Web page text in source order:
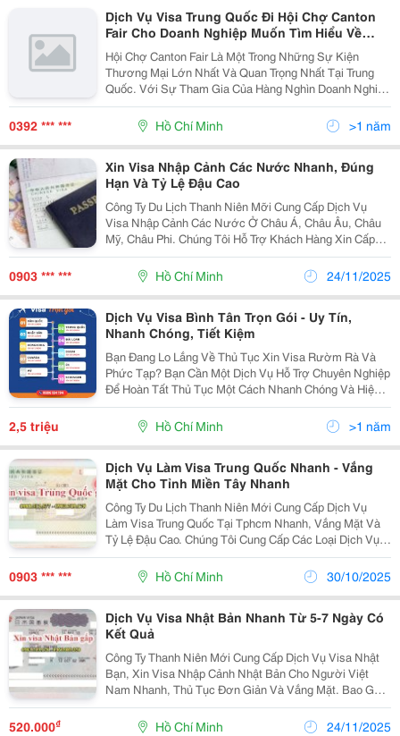
Dịch Vụ Visa Trung Quốc Đi Hội Chợ Canton
Fair Cho Doanh Nghiệp Muốn Tìm Hiểu Về
Ngành Xe Máy
Hội Chợ Canton Fair Là Một Trong Những Sự Kiện
Thương Mại Lớn Nhất Và Quan Trọng Nhất Tại Trung
Quốc. Với Sự Tham Gia Của Hàng Nghìn Doanh Nghiệp
Từ Khắp Nơi Trên Thế Giới, Đây Là Cơ Hội Tuyệt Vời Để
Các Doanh Nghiệp Trong Ngành Xe Máy Có Thể Tìm...
0392 *** *** Hồ Chí Minh >1 năm
Xin Visa Nhập Cảnh Các Nước Nhanh, Đúng
Hạn Và Tỷ Lệ Đậu Cao
Công Ty Du Lịch Thanh Niên Mỡi Cung Cấp Dịch Vụ
Visa Nhập Cảnh Các Nước Ở Châu Á, Châu Âu, Châu
Mỹ, Châu Phi. Chúng Tôi Hỗ Trợ Khách Hàng Xin Cấp
Visa Nhập Cảnh Các Nước Nhanh, Thủ Tục Đơn Giản
Và Trọn Gói: &Middot; Châu Á: Visa Trung Quốc,...
0903 *** *** Hồ Chí Minh 24/11/2025
Dịch Vụ Visa Bình Tân Trọn Gói - Uy Tín,
Nhanh Chóng, Tiết Kiệm
Bạn Đang Lo Lắng Về Thủ Tục Xin Visa Rườm Rà Và
Phức Tạp? Bạn Cần Một Dịch Vụ Hỗ Trợ Chuyên Nghiệp
Để Hoàn Tất Thủ Tục Một Cách Nhanh Chóng Và Hiệu
Quả ? Đừng Lo, Vì Phúc Thịnh Travel Đã Có Mặt Để Giúp
Bạn Giải Quyết Mọi Nỗi Lo Này! 1. Tại Sao...
2,5 triệu Hồ Chí Minh >1 năm
Dịch Vụ Làm Visa Trung Quốc Nhanh - Vắng
Mặt Cho Tỉnh Miền Tây Nhanh
Công Ty Du Lịch Thanh Niên Mới Cung Cấp Dịch Vụ
Làm Visa Trung Quốc Tại Tphcm Nhanh, Vắng Mặt Và
Tỷ Lệ Đậu Cao. Chúng Tôi Cung Cấp Các Loại Dịch Vụ
Visa Trung Quốc: - Visa Du Lịch Trung Quốc Từ 3-5
Ngày Có Kết Quả. - Visa Công Tác Trung Quốc Từ...
0903 *** *** Hồ Chí Minh 30/10/2025
Dịch Vụ Visa Nhật Bản Nhanh Từ 5-7 Ngày Có
Kết Quả
Công Ty Thanh Niên Mới Cung Cấp Dịch Vụ Visa Nhật
Bạn, Xin Visa Nhập Cảnh Nhật Bản Cho Người Việt
Nam Nhanh, Thủ Tục Đơn Giản Và Vắng Mặt. Bao Gồm
Các Loại Visa Nhật Bản Sau Đây: - Xin Visa Du Lịch
Nhật Bản Có Kết Quả Từ 5-7 Ngày Làm Việc. -...
520.000₫ Hồ Chí Minh 24/11/2025